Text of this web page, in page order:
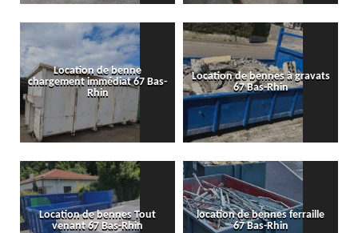
Location de benne
chargement immédiat 67 Bas-
Rhin
Location de bennes à gravats
67 Bas-Rhin
Location de bennes Tout
venant 67 Bas-Rhin
location de bennes ferraille
67 Bas-Rhin